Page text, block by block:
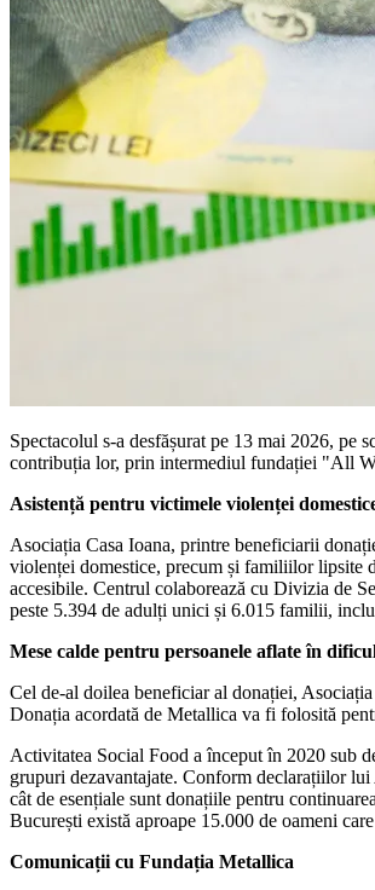
Spectacolul s-a desfășurat pe 13 mai 2026, pe
contribuția lor, prin intermediul fundației "All
Asistență pentru victimele violenței
Asociația Casa Ioana, printre beneficiarii
violenței domestice, precum și familiilor lipsite
accesibile. Centrul colaborează cu Divizia de
peste 5.394 de adulți unici și 6.015 familii,
Mese calde pentru persoanele aflate în
Cel de-al doilea beneficiar al donației,
Donația acordată de Metallica va fi folosită
Activitatea Social Food a început în 2020 sub
grupuri dezavantajate. Conform declarațiilor
cât de esențiale sunt donațiile pentru
București există aproape 15.000 de oameni
Comunicații cu Fundația Metallica